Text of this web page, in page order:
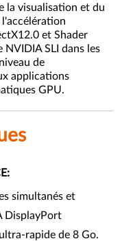
la visualisation et du
et Shader
NVIDIA SLI dans les
de
applications
GPU.
simultanés et
DisplayPort
rapide de 8 Go.